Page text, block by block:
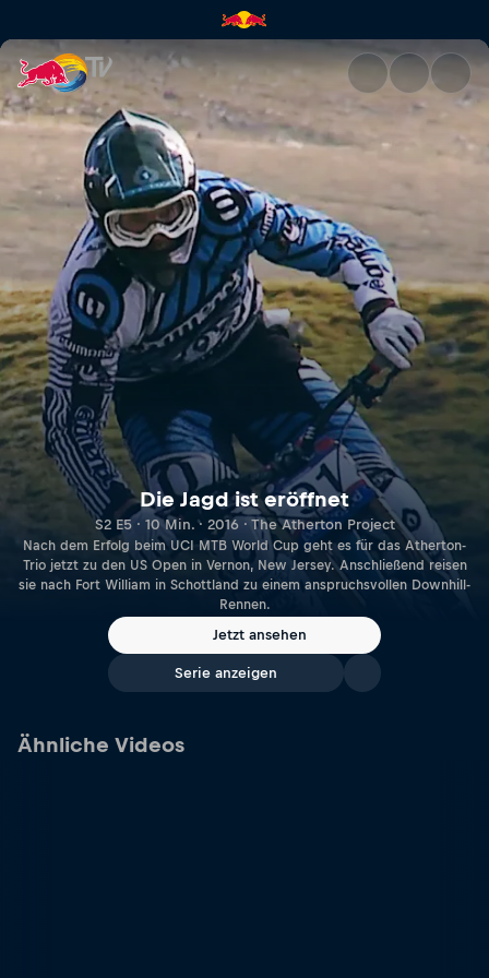
Die Jagd ist eröffnet | Red
Die Jagd ist eröffnet
S2 E5 · 10 Min. · 2016 · The Atherton Project
Nach dem Erfolg beim UCI MTB World Cup geht es für das Atherton-
Trio jetzt zu den US Open in Vernon, New Jersey. Anschließend reisen
sie nach Fort William in Schottland zu einem anspruchsvollen Downhill-
Rennen.
Jetzt ansehen
Serie anzeigen
Ähnliche Videos